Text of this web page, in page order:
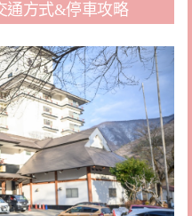
通方式&停車攻略